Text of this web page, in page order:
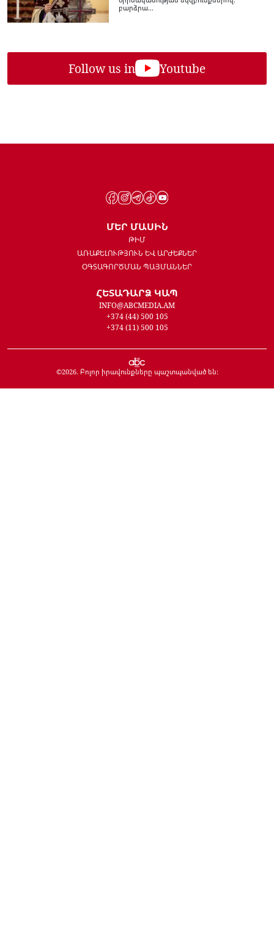
բարձրա...
Follow us in Youtube
ՄԵՐ ՄԱՍԻՆ
ԹԻՄ
ԱՌԱՔԵԼՈՒԹՅՈՒՆ ԵՎ ԱՐԺԵՔՆԵՐ
ՕԳՏԱԳՈՐԾՄԱՆ ՊԱՅՄԱՆՆԵՐ
ՀԵՏԱԴԱՐՁ ԿԱՊ
INFO@ABCMEDIA.AM
+374 (44) 500 105
+374 (11) 500 105
©2026. Բոլոր իրավունքները պաշտպանված են: